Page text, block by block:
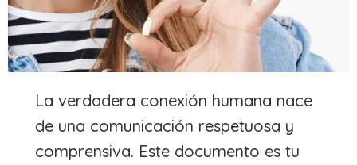
La verdadera conexión humana nace
de una comunicación respetuosa y
comprensiva. Este documento es tu